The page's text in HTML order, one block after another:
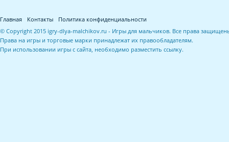
Главная Контакты
Политика конфиденциальности
© Copyright 2015 igry-dlya-malchikov.ru - Игры для мальчиков. Все права
Права на игры и торговые марки принадлежат их правообладателям.
При использовании игры с сайта, необходимо разместить ссылку.